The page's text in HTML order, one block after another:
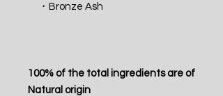
・Bronze Ash
100% of the total ingredients are of
Natural origin